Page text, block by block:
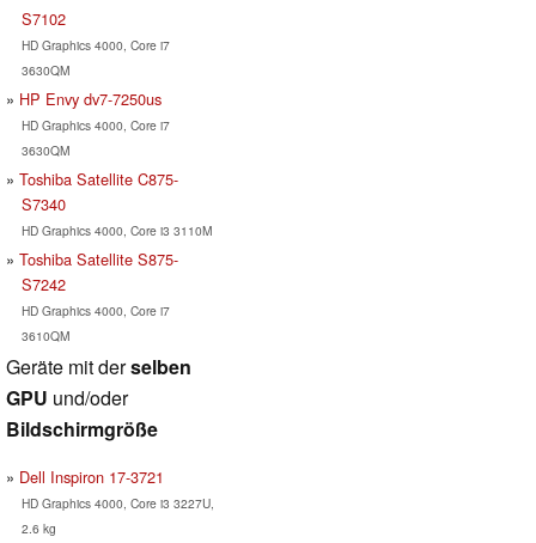
S7102
HD Graphics 4000, Core i7
3630QM
HP Envy dv7-7250us
HD Graphics 4000, Core i7
3630QM
Toshiba Satellite C875-
S7340
HD Graphics 4000, Core i3 3110M
Toshiba Satellite S875-
S7242
HD Graphics 4000, Core i7
3610QM
Geräte mit derselben
GPU und/oder
Bildschirmgröße
Dell Inspiron 17-3721
HD Graphics 4000, Core i3 3227U,
2.6 kg